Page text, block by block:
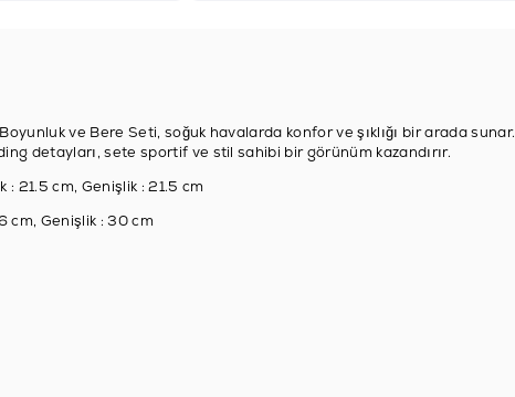
ve Bere Seti, soğuk havalarda konfor ve şıklığı bir arada sunar.
detayları, sete sportif ve stil sahibi bir görünüm kazandırır.
: 21.5 cm, Genişlik : 21.5 cm
cm, Genişlik : 30 cm